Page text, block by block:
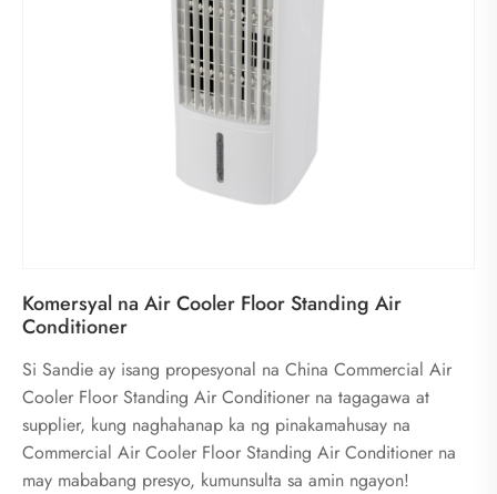
Komersyal na Air Cooler Floor Standing Air
Conditioner
Si Sandie ay isang propesyonal na China Commercial Air
Cooler Floor Standing Air Conditioner na tagagawa at
supplier, kung naghahanap ka ng pinakamahusay na
Commercial Air Cooler Floor Standing Air Conditioner na
may mababang presyo, kumunsulta sa amin ngayon!